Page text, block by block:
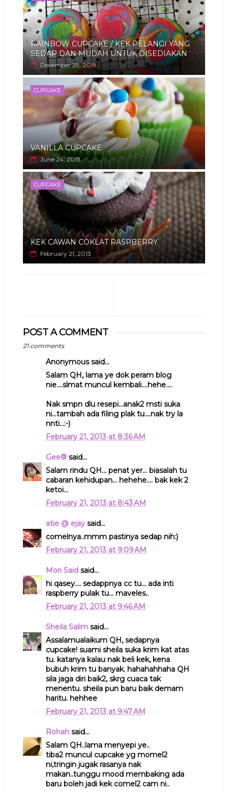
RAINBOW CUPCAKE / KEK PELANGI YANG
SEDAP DAN MUDAH UNTUK DISEDIAKAN
December 29, 2019
CUPCAKE
VANILLA CUPCAKE
June 24, 2013
CUPCAKE
KEK CAWAN COKLAT RASPBERRY
February 21, 2013
POST A COMMENT
21 comments
Anonymous said...
Salam QH, lama ye dok peram blog
nie....slmat muncul kembali....hehe....
Nak smpn dlu resepi...anak2 msti suka
ni...tambah ada filing plak tu....nak try la
nnti...:-)
February 21, 2013 at 8:36 AM
Gee®said...
Salam rindu QH... penat yer... biasalah tu
cabaran kehidupan... hehehe.... bak kek 2
ketoi...
February 21, 2013 at 8:43 AM
atie @ ejaysaid...
comelnya..mmm pastinya sedap nih:)
February 21, 2013 at 9:09 AM
Mori Saidsaid...
hi qasey.... sedappnya cc tu... ada inti
raspberry pulak tu... maveles..
February 21, 2013 at 9:46 AM
Sheila Salimsaid...
Assalamualaikum QH, sedapnya
cupcake! suami sheila suka krim kat atas
tu. katanya kalau nak beli kek, kena
bubuh krim tu banyak. hahahahhaha QH
sila jaga diri baik2, skrg cuaca tak
menentu. sheila pun baru baik demam
haritu. hehhee
February 21, 2013 at 9:47 AM
Rohahsaid...
Salam QH..lama menyepi ye..
tiba2 muncul cupcake yg momel2
ni,tringin jugak rasanya nak
makan..tunggu mood membaking ada
baru boleh jadi kek comel2 cam ni..